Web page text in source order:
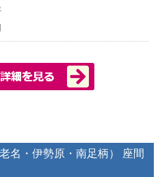
名・伊勢原・南足柄） 座間